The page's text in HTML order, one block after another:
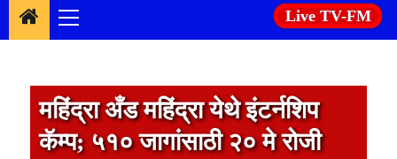
Primary
Menu
Live TV-FM
महिंद्रा अँड महिंद्रा येथे इंटर्नशिप
कॅम्प; ५१० जागांसाठी २० मे रोजी